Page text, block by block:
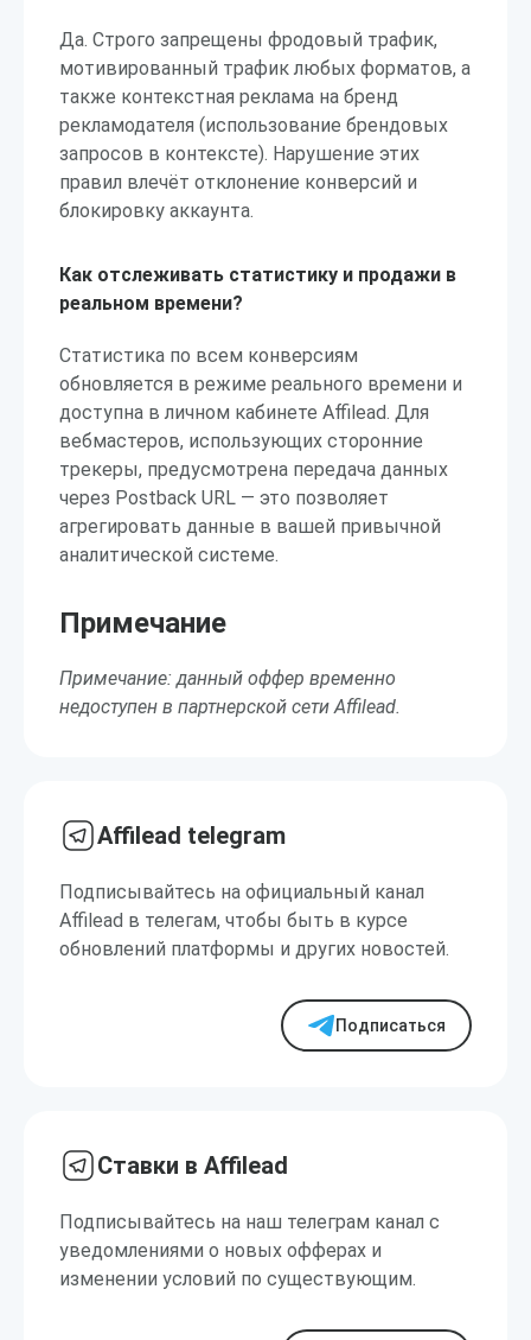
Да. Строго запрещены фродовый трафик,
мотивированный трафик любых форматов, а
также контекстная реклама на бренд
рекламодателя (использование брендовых
запросов в контексте). Нарушение этих
правил влечёт отклонение конверсий и
блокировку аккаунта.
Как отслеживать статистику и продажи в
реальном времени?
Статистика по всем конверсиям
обновляется в режиме реального времени и
доступна в личном кабинете Affilead. Для
вебмастеров, использующих сторонние
трекеры, предусмотрена передача данных
через Postback URL — это позволяет
агрегировать данные в вашей привычной
аналитической системе.
Примечание
Примечание: данный оффер временно
недоступен в партнерской сети Affilead.
Affilead telegram
Подписывайтесь на официальный канал
Affilead в телегам, чтобы быть в курсе
обновлений платформы и других новостей.
Подписаться
Ставки в Affilead
Подписывайтесь на наш телеграм канал с
уведомлениями о новых офферах и
изменении условий по существующим.